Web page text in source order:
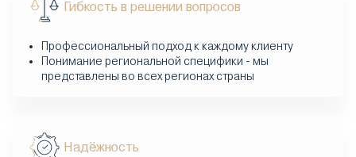
Гибкость в решении вопросов
Профессиональный подход к каждому клиенту
Понимание региональной специфики - мы
представлены во всех регионах страны
Надёжность